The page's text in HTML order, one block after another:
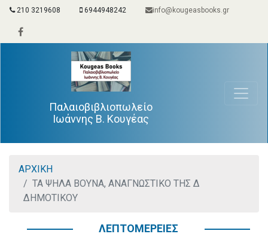
210 3219608 6944948242 info@kougeasbooks.gr
Παλαιοβιβλιοπωλείο
Ιωάννης Β. Κουγέας
ΑΡΧΙΚΗ
ΤΑ ΨΗΛΑ ΒΟΥΝΑ, ΑΝΑΓΝΩΣΤΙΚΟ ΤΗΣ Δ
ΔΗΜΟΤΙΚΟΥ
ΛΕΠΤΟΜΕΡΕΙΕΣ